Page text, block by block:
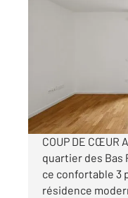
ROMAINVILLE 93
, 3
266
Visiter le site dédié
COUP DE CŒUR
quartier des Bas
ce confortable 3
résidence